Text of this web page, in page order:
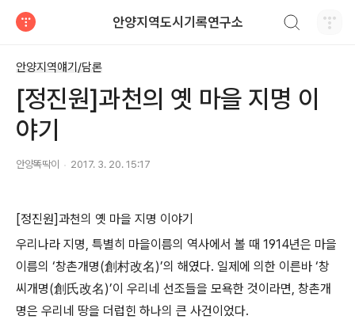
안양지역도시기록연구소
안양지역얘기/담론
[정진원]과천의 옛 마을 지명 이
야기
안양똑딱이 2017. 3. 20. 15:17
[정진원]과천의 옛 마을 지명 이야기
우리나라 지명, 특별히 마을이름의 역사에서 볼 때 1914년은 마을
이름의 ‘창촌개명(創村改名)’의 해였다. 일제에 의한 이른바 ‘창
씨개명(創氏改名)’이 우리네 선조들을 모욕한 것이라면, 창촌개
명은 우리네 땅을 더럽힌 하나의 큰 사건이었다.